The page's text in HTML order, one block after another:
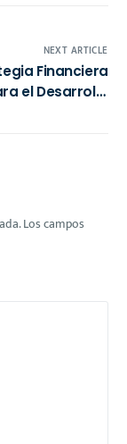
NEXT ARTICLE
Financiera
el Desarrollo
Los campos